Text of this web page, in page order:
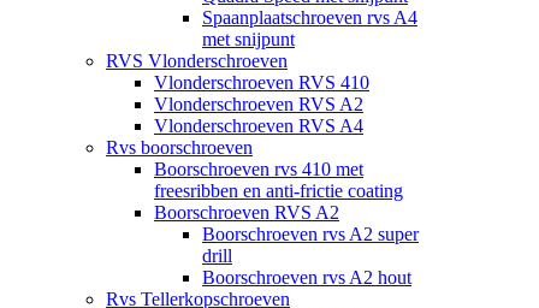
Spaanplaatschroeven rvs A4
met snijpunt
RVS Vlonderschroeven
Vlonderschroeven RVS 410
Vlonderschroeven RVS A2
Vlonderschroeven RVS A4
Rvs boorschroeven
Boorschroeven rvs 410 met
freesribben en anti-frictie coating
Boorschroeven RVS A2
Boorschroeven rvs A2 super
drill
Boorschroeven rvs A2 hout
Rvs Tellerkopschroeven